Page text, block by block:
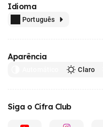
Idioma
Português
Aparência
Claro
Siga o Cifra Club